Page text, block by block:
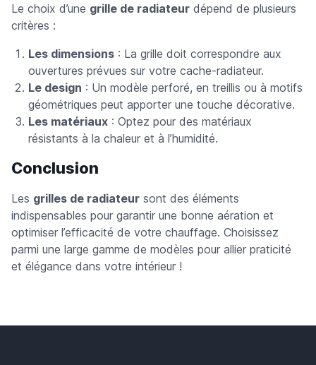
Le choix d’une grille de radiateur dépend de plusieurs
critères :
Les dimensions : La grille doit correspondre aux
ouvertures prévues sur votre cache-radiateur.
Le design : Un modèle perforé, en treillis ou à motifs
géométriques peut apporter une touche décorative.
Les matériaux : Optez pour des matériaux
résistants à la chaleur et à l’humidité.
Conclusion
Les grilles de radiateur sont des éléments
indispensables pour garantir une bonne aération et
optimiser l’efficacité de votre chauffage. Choisissez
parmi une large gamme de modèles pour allier praticité
et élégance dans votre intérieur !